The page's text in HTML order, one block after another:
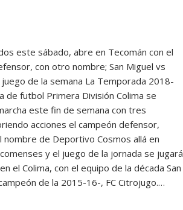
este sábado, abre en Tecomán con el
con otro nombre; San Miguel vs
de la semana La Temporada 2018-
de futbol Primera División Colima se
este fin de semana con tres
acciones el campeón defensor,
nombre de Deportivo Cosmos allá en
y el juego de la jornada se jugará
el Colima, con el equipo de la década San
de la 2015-16-, FC Citrojugo.…